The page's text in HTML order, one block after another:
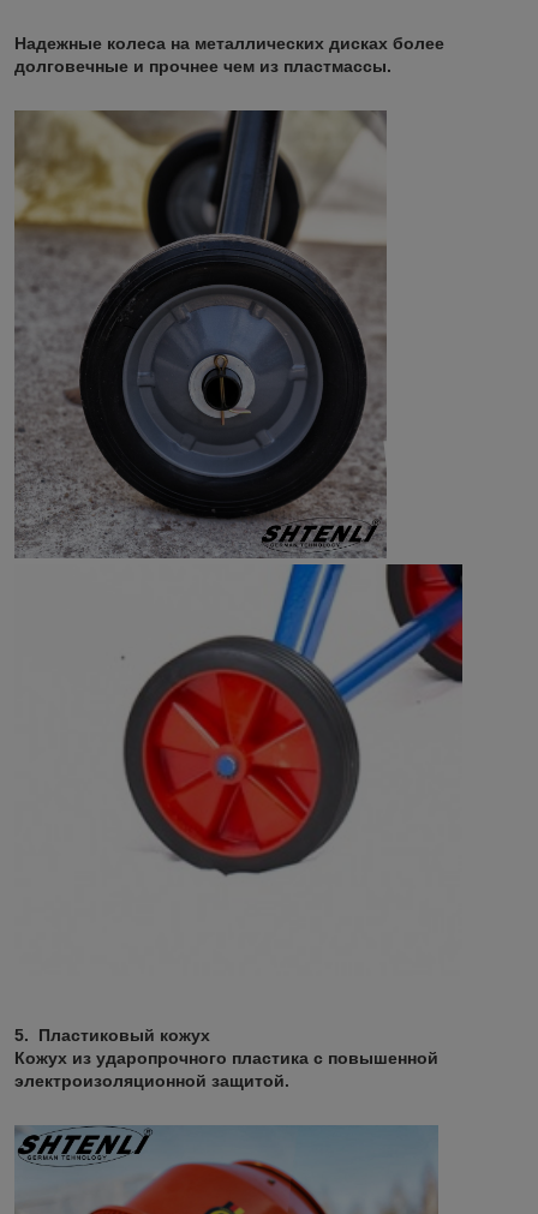
Надежные колеса на металлических дисках более
долговечные и прочнее чем из пластмассы.
5. Пластиковый кожух
Кожух из ударопрочного пластика с повышенной
электроизоляционной защитой.